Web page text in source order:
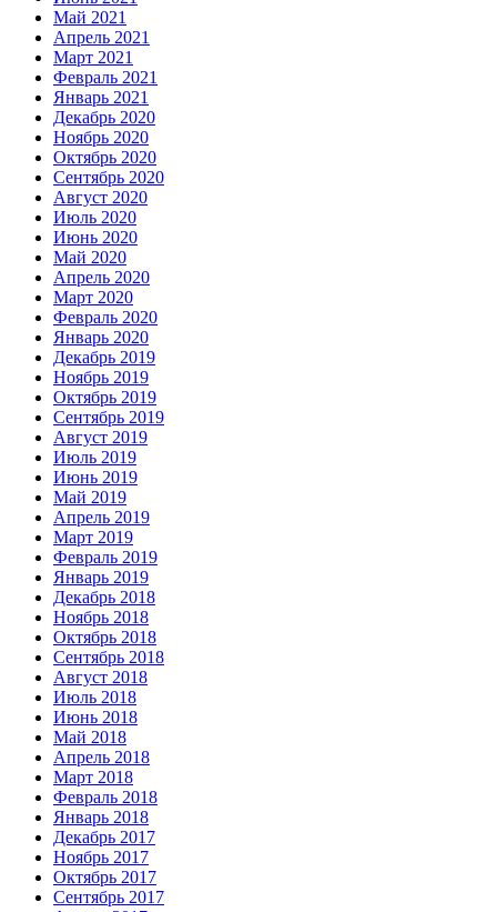
Май 2021
Апрель 2021
Март 2021
Февраль 2021
Январь 2021
Декабрь 2020
Ноябрь 2020
Октябрь 2020
Сентябрь 2020
Август 2020
Июль 2020
Июнь 2020
Май 2020
Апрель 2020
Март 2020
Февраль 2020
Январь 2020
Декабрь 2019
Ноябрь 2019
Октябрь 2019
Сентябрь 2019
Август 2019
Июль 2019
Июнь 2019
Май 2019
Апрель 2019
Март 2019
Февраль 2019
Январь 2019
Декабрь 2018
Ноябрь 2018
Октябрь 2018
Сентябрь 2018
Август 2018
Июль 2018
Июнь 2018
Май 2018
Апрель 2018
Март 2018
Февраль 2018
Январь 2018
Декабрь 2017
Ноябрь 2017
Октябрь 2017
Сентябрь 2017